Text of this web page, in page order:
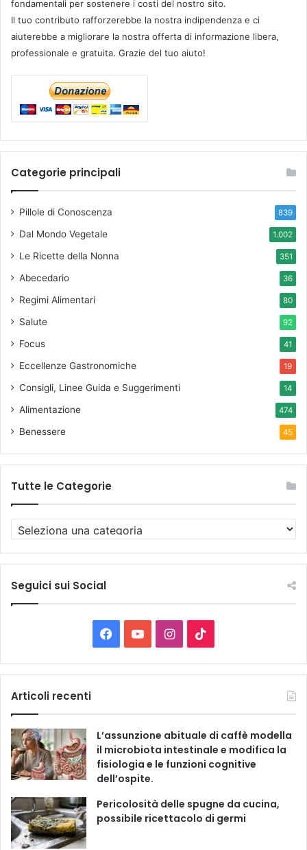
fondamentali per sostenere i costi del nostro sito.
Il tuo contributo rafforzerebbe la nostra indipendenza e ci
aiuterebbe a migliorare la nostra offerta di informazione libera,
professionale e gratuita. Grazie del tuo aiuto!
Categorie principali
Pillole di Conoscenza 839
Dal Mondo Vegetale 1.002
Le Ricette della Nonna 351
Abecedario 36
Regimi Alimentari 80
Salute 92
Focus 41
Eccellenze Gastronomiche 19
Consigli, Linee Guida e Suggerimenti 14
Alimentazione 474
Benessere 45
Tutte le Categorie
u
t
e
o
r
i
e
Seguici sui Social
a
e
b
o
o
k
o
T
u
b
e
I
n
t
a
g
r
a
i
T
o
k
Articoli recenti
L’assunzione abituale di caffè modella
il microbiota intestinale e modifica la
fisiologia e le funzioni cognitive
dell’ospite.
Pericolosità delle spugne da cucina,
possibile ricettacolo di germi